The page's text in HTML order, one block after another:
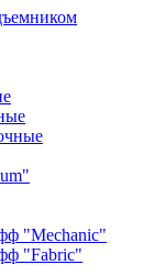
"Mechanic"
"Fabric"